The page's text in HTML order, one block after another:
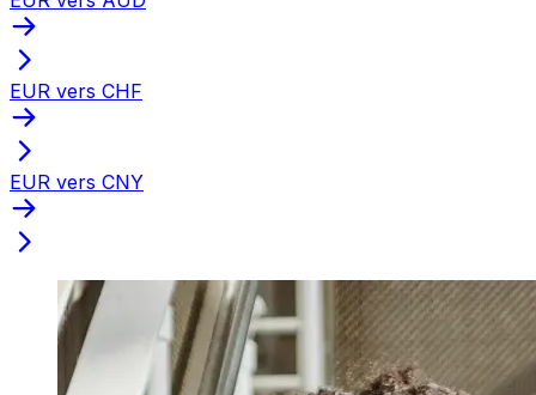
EUR vers CHF
EUR vers CNY